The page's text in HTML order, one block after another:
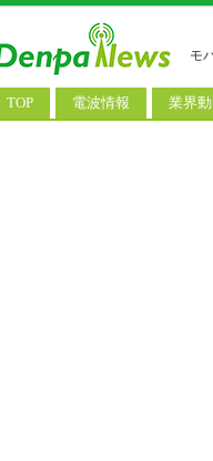
モ
TOP 電波情報 業界